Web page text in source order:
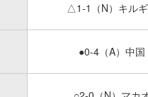
△1-1（N）キル
●0-4（A）中国